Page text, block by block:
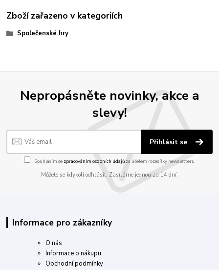
Zboží zařazeno v kategoriích
Společenské hry
Nepropásněte novinky, akce a
slevy!
Přihlásit se
Souhlasím se zpracováním osobních údajůza účelem rozesílky newsletteru.
Můžete se kdykoli odhlásit. Zasíláme jednou za 14 dní.
Informace pro zákazníky
O nás
Informace o nákupu
Obchodní podmínky